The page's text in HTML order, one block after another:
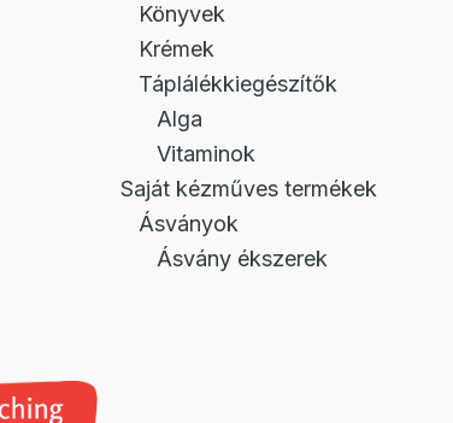
Könyvek
Krémek
Táplálékkiegészítők
Alga
Vitaminok
Saját kézműves termékek
Ásványok
Ásvány ékszerek